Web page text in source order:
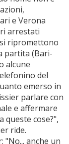
e Verona
arrestati
ripromettono
partita (Bari-
alcune
del
emerso in
parlare con
e affermare
queste cose?",
ride.
"No... anche un